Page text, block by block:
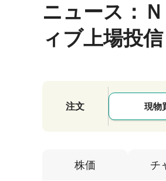
ニュース ：
ィブ上場投信
注文 現物
株価 チ